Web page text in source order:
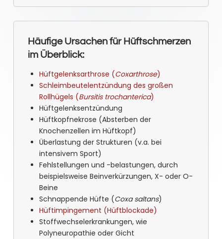
Häufige Ursachen für Hüftschmerzen
im Überblick:
Hüftgelenksarthrose (Coxarthrose)
Schleimbeutelentzündung des großen
Rollhügels (Bursitis trochanterica)
Hüftgelenksentzündung
Hüftkopfnekrose (Absterben der
Knochenzellen im Hüftkopf)
Überlastung der Strukturen (v.a. bei
intensivem Sport)
Fehlstellungen und -belastungen, durch
beispielsweise Beinverkürzungen, X- oder O-
Beine
Schnappende Hüfte (Coxa saltans)
Hüftimpingement (Hüftblockade)
Stoffwechselerkrankungen, wie
Polyneuropathie oder Gicht